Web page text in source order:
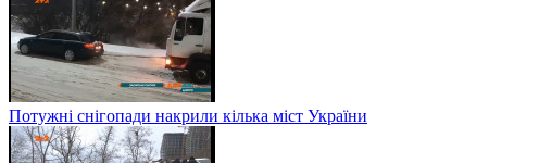
Потужні снігопади накрили кілька міст України